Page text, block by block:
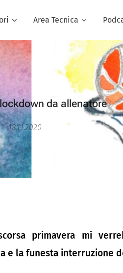
Area Tecnica
da allenatore
18.11.2020
primavera mi
e la funesta interruzione